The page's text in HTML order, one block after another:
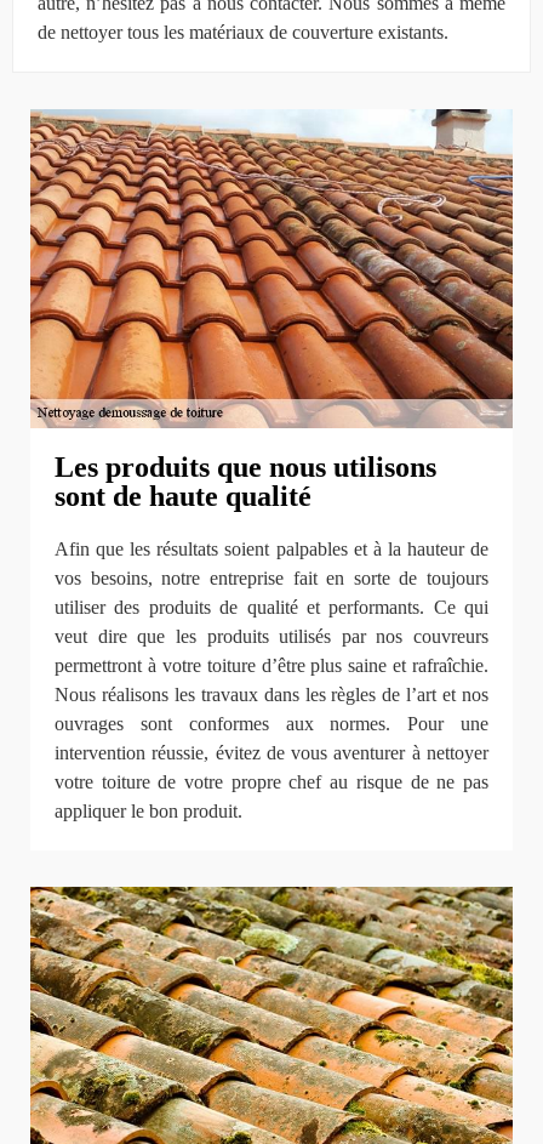
de nettoyer tous les matériaux de couverture existants.
Les produits que nous utilisons
sont de haute qualité
Afin que les résultats soient palpables et à la hauteur de
vos besoins, notre entreprise fait en sorte de toujours
utiliser des produits de qualité et performants. Ce qui
veut dire que les produits utilisés par nos couvreurs
permettront à votre toiture d’être plus saine et rafraîchie.
Nous réalisons les travaux dans les règles de l’art et nos
ouvrages sont conformes aux normes. Pour une
intervention réussie, évitez de vous aventurer à nettoyer
votre toiture de votre propre chef au risque de ne pas
appliquer le bon produit.